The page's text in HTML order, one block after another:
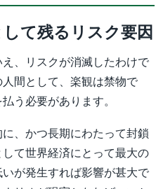
て残るリスク要因
、リスクが消滅したわけで
間として、楽観は禁物で
う必要があります。
、かつ長期にわたって封鎖
て世界経済にとって最大の
いが発生すれば影響が甚大で